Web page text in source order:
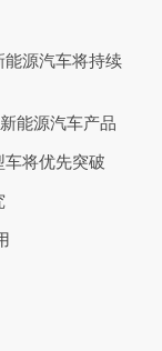
源汽车将持续
能源汽车产品
将优先突破